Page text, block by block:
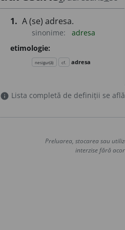
1. A (se) adresa.
sinonime:
adresa
etimologie:
nesigur(ă) cf. adresa
info Lista completă de definiții se
Preluarea, stocarea sau
interzise fără